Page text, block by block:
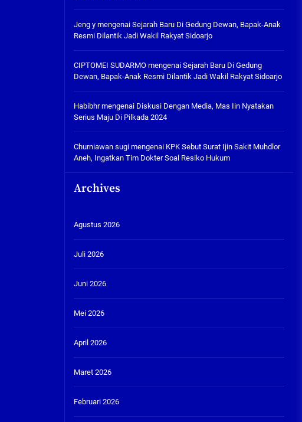
Jeng ymengenai Sejarah Baru Di Gedung Dewan, Bapak-Anak
Resmi Dilantik Jadi Wakil Rakyat Sidoarjo
CIPTOMEI SUDARMOmengenai Sejarah Baru Di Gedung
Dewan, Bapak-Anak Resmi Dilantik Jadi Wakil Rakyat Sidoarjo
Habibhrmengenai Diskusi Dengan Media, Mas Iin Nyatakan
Serius Maju Di Pilkada 2024
Churniawan sugimengenai KPK Sebut Surat Ijin Sakit Muhdlor
Aneh, Ingatkan Tim Dokter Soal Resiko Hukum
Archives
Agustus 2026
Juli 2026
Juni 2026
Mei 2026
April 2026
Maret 2026
Februari 2026